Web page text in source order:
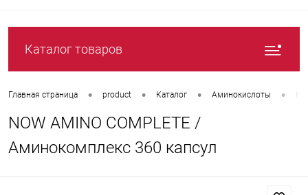
Каталог товаров
Главная страница • product • Каталог • Аминокислоты •
NOW AMINO COMPLETE /
Аминокомплекс 360 капсул